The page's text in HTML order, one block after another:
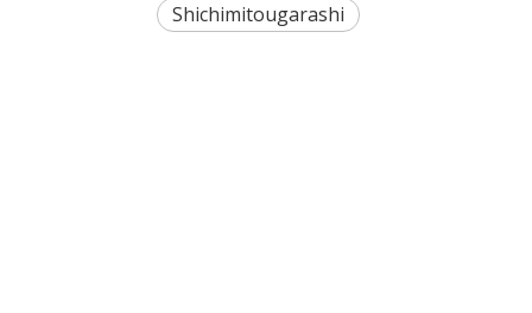
Shichimitougarashi